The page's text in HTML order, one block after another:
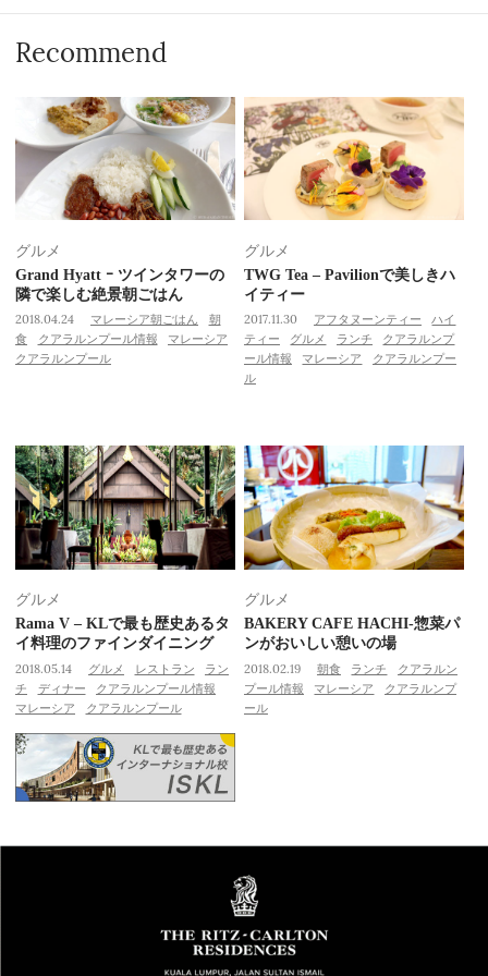
Recommend
グルメ
Grand Hyatt ｰ ツインタワーの
隣で楽しむ絶景朝ごはん
2018.04.24 マレーシア朝ごはん
朝
食
クアラルンプール情報
マレーシア
クアラルンプール
グルメ
TWG Tea – Pavilionで美しきハ
イティー
2017.11.30 アフタヌーンティー
ハイ
ティー
グルメ ランチ
クアラルンプ
ール情報
マレーシア
クアラルンプー
ル
グルメ
Rama V – KLで最も歴史あるタ
イ料理のファインダイニング
2018.05.14 グルメ レストラン
ラン
チ
ディナー
クアラルンプール情報
マレーシア
クアラルンプール
グルメ
BAKERY CAFE HACHI-惣菜パ
ンがおいしい憩いの場
2018.02.19 朝食 ランチ
クアラルン
プール情報
マレーシア
クアラルンプ
ール